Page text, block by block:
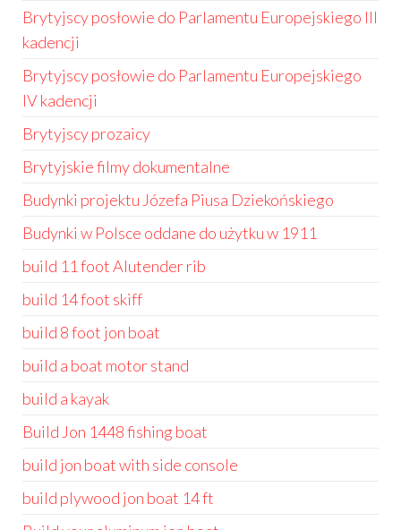
Brytyjscy posłowie do Parlamentu Europejskiego III
kadencji
Brytyjscy posłowie do Parlamentu Europejskiego
IV kadencji
Brytyjscy prozaicy
Brytyjskie filmy dokumentalne
Budynki projektu Józefa Piusa Dziekońskiego
Budynki w Polsce oddane do użytku w 1911
build 11 foot Alutender rib
build 14 foot skiff
build 8 foot jon boat
build a boat motor stand
build a kayak
Build Jon 1448 fishing boat
build jon boat with side console
build plywood jon boat 14 ft